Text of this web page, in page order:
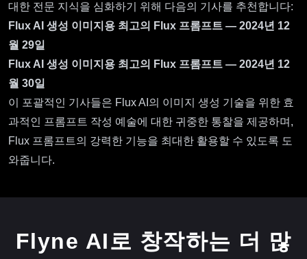
대한 전문 지식을 심화하기 위해 다음의 기사를 추천합니다:
Flux AI 생성 이미지용 최고의 Flux 프롬프트 — 2024년 12
월 29일
Flux AI 생성 이미지용 최고의 Flux 프롬프트 — 2024년 12
월 30일
이 포괄적인 기사들은 Flux AI의 이미지 생성 기술을 위한 효
과적인 프롬프트 작성 예술에 대한 귀중한 통찰을 제공하며,
Flux 프롬프트의 강력한 기능을 최대한 활용할 수 있도록 도
와줍니다.
Flyne AI로 창작하는 더 많